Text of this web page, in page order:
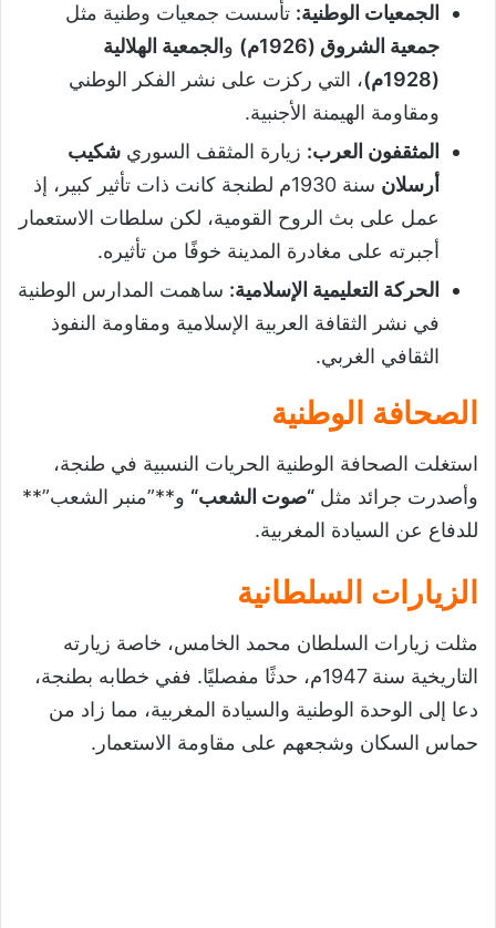
الجمعيات الوطنية: تأسست جمعيات وطنية مثل
جمعية الشروق (1926م)
و الجمعية الهلالية
(1928م)
، التي ركزت على نشر الفكر الوطني
ومقاومة الهيمنة الأجنبية.
المثقفون العرب: زيارة المثقف السوري شكيب
أرسلان
سنة 1930م لطنجة كانت ذات تأثير كبير، إذ
عمل على بث الروح القومية، لكن سلطات الاستعمار
أجبرته على مغادرة المدينة خوفًا من تأثيره.
الحركة التعليمية الإسلامية: ساهمت المدارس الوطنية
في نشر الثقافة العربية الإسلامية ومقاومة النفوذ
الثقافي الغربي.
الصحافة الوطنية
استغلت الصحافة الوطنية الحريات النسبية في طنجة،
وأصدرت جرائد مثل “صوت الشعب“ و**”منبر الشعب”**
للدفاع عن السيادة المغربية.
الزيارات السلطانية
مثلت زيارات السلطان محمد الخامس، خاصة زيارته
التاريخية سنة 1947م، حدثًا مفصليًا. ففي خطابه بطنجة،
دعا إلى الوحدة الوطنية والسيادة المغربية، مما زاد من
حماس السكان وشجعهم على مقاومة الاستعمار.